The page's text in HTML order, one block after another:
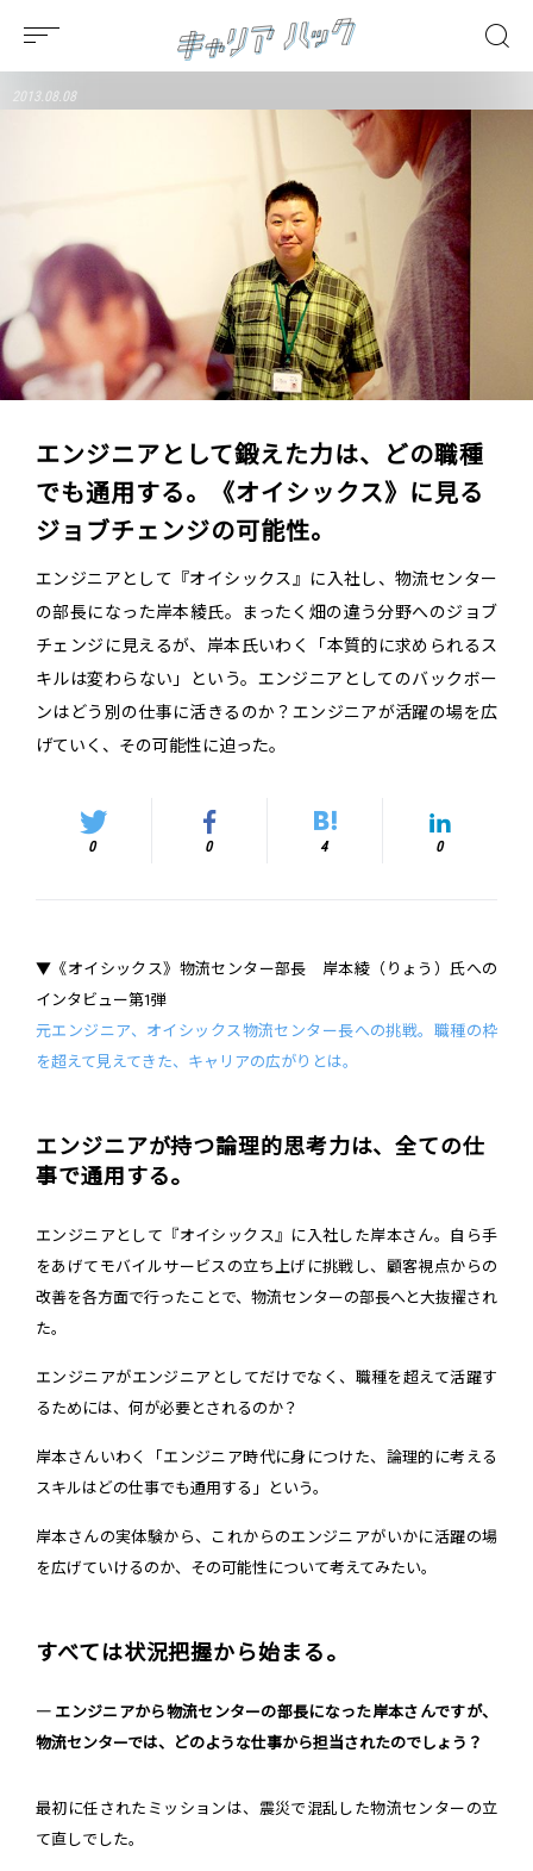
2013.08.08
エンジニアとして鍛えた力は、どの職種
でも通用する。《オイシックス》に見る
ジョブチェンジの可能性。
エンジニアとして『オイシックス』に入社し、物流センター
の部長になった岸本綾氏。まったく畑の違う分野へのジョブ
チェンジに見えるが、岸本氏いわく「本質的に求められるス
キルは変わらない」という。エンジニアとしてのバックボー
ンはどう別の仕事に活きるのか？エンジニアが活躍の場を広
げていく、その可能性に迫った。
0 0 4 0
▼《オイシックス》物流センター部長 岸本綾（りょう）氏への
インタビュー第1弾
元エンジニア、オイシックス物流センター長への挑戦。職種の枠
を超えて見えてきた、キャリアの広がりとは。
エンジニアが持つ論理的思考力は、全ての仕
事で通用する。
エンジニアとして『オイシックス』に入社した岸本さん。自ら手
をあげてモバイルサービスの立ち上げに挑戦し、顧客視点からの
改善を各方面で行ったことで、物流センターの部長へと大抜擢され
た。
エンジニアがエンジニアとしてだけでなく、職種を超えて活躍す
るためには、何が必要とされるのか？
岸本さんいわく「エンジニア時代に身につけた、論理的に考える
スキルはどの仕事でも通用する」という。
岸本さんの実体験から、これからのエンジニアがいかに活躍の場
を広げていけるのか、その可能性について考えてみたい。
すべては状況把握から始まる。
― エンジニアから物流センターの部長になった岸本さんですが、
物流センターでは、どのような仕事から担当されたのでしょう？
最初に任されたミッションは、震災で混乱した物流センターの立
て直しでした。